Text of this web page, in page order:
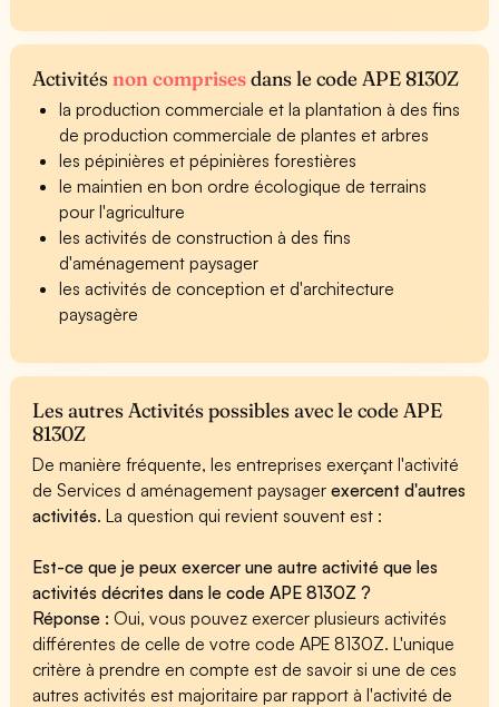
Activitésnon comprisesdans le code APE 8130Z
la production commerciale et la plantation à des fins
de production commerciale de plantes et arbres
les pépinières et pépinières forestières
le maintien en bon ordre écologique de terrains
pour l'agriculture
les activités de construction à des fins
d'aménagement paysager
les activités de conception et d'architecture
paysagère
Les autres Activités possibles avec le code APE
8130Z
De manière fréquente, les entreprises exerçant l'activité
de Services d aménagement paysagerexercent d'autres
activités. La question qui revient souvent est :
Est-ce que je peux exercer une autre activité que les
activités décrites dans le code APE 8130Z ?
Réponse :Oui, vous pouvez exercer plusieurs activités
différentes de celle de votre code APE 8130Z. L'unique
critère à prendre en compte est de savoir si une de ces
autres activités est majoritaire par rapport à l'activité de